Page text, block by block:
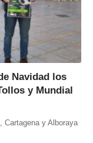
Navidad los
y Mundial
Cartagena y Alboraya